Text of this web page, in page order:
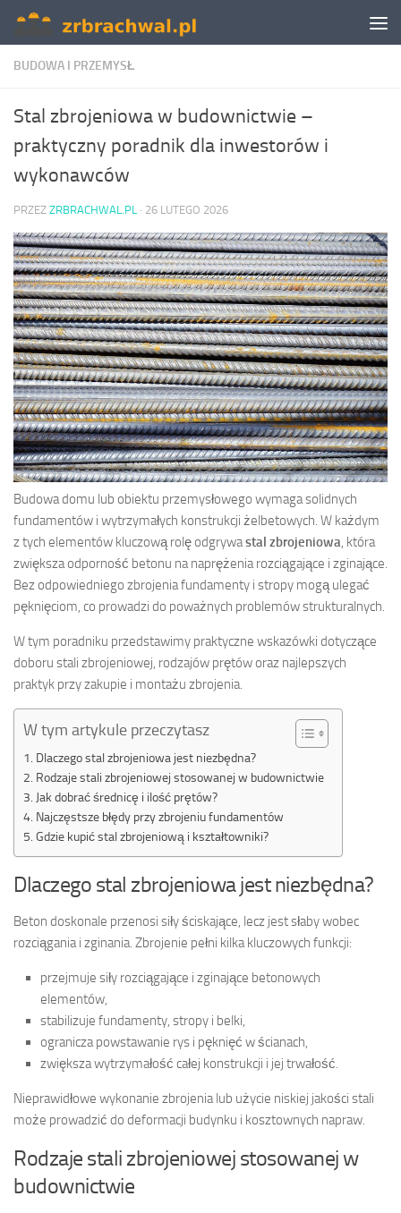
Skip to content
BUDOWA I PRZEMYSŁ
Stal zbrojeniowa w budownictwie –
praktyczny poradnik dla inwestorów i
wykonawców
PRZEZ ZRBRACHWAL.PL · 26 LUTEGO 2026
Budowa domu lub obiektu przemysłowego wymaga solidnych
fundamentów i wytrzymałych konstrukcji żelbetowych. W każdym
z tych elementów kluczową rolę odgrywastal zbrojeniowa, która
zwiększa odporność betonu na naprężenia rozciągające i zginające.
Bez odpowiedniego zbrojenia fundamenty i stropy mogą ulegać
pęknięciom, co prowadzi do poważnych problemów strukturalnych.
W tym poradniku przedstawimy praktyczne wskazówki dotyczące
doboru stali zbrojeniowej, rodzajów prętów oraz najlepszych
praktyk przy zakupie i montażu zbrojenia.
W tym artykule przeczytasz
Dlaczego stal zbrojeniowa jest niezbędna?
Rodzaje stali zbrojeniowej stosowanej w budownictwie
Jak dobrać średnicę i ilość prętów?
Najczęstsze błędy przy zbrojeniu fundamentów
Gdzie kupić stal zbrojeniową i kształtowniki?
Dlaczego stal zbrojeniowa jest niezbędna?
Beton doskonale przenosi siły ściskające, lecz jest słaby wobec
rozciągania i zginania. Zbrojenie pełni kilka kluczowych funkcji:
przejmuje siły rozciągające i zginające betonowych
elementów,
stabilizuje fundamenty, stropy i belki,
ogranicza powstawanie rys i pęknięć w ścianach,
zwiększa wytrzymałość całej konstrukcji i jej trwałość.
Nieprawidłowe wykonanie zbrojenia lub użycie niskiej jakości stali
może prowadzić do deformacji budynku i kosztownych napraw.
Rodzaje stali zbrojeniowej stosowanej w
budownictwie